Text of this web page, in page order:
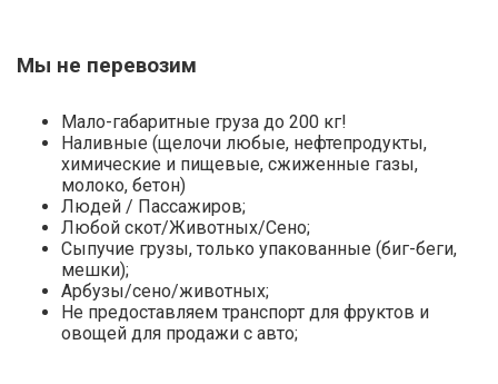
Мы не перевозим
Мало-габаритные груза до 200 кг!
Наливные (щелочи любые, нефтепродукты,
химические и пищевые, сжиженные газы,
молоко, бетон)
Людей / Пассажиров;
Любой скот/Животных/Сено;
Сыпучие грузы, только упакованные (биг-беги,
мешки);
Арбузы/сено/животных;
Не предоставляем транспорт для фруктов и
овощей для продажи с авто;